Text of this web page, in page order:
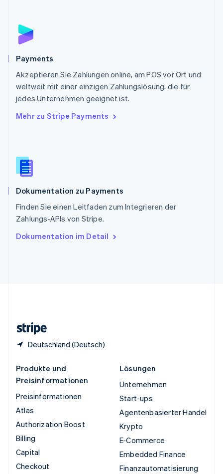
Payments
Akzeptieren Sie Zahlungen online, am POS vor Ort und
weltweit mit einer einzigen Zahlungslösung, die für
jedes Unternehmen geeignet ist.
Mehr zu Stripe Payments
Dokumentation zu Payments
Finden Sie einen Leitfaden zum Integrieren der
Zahlungs-APIs von Stripe.
Dokumentation im Detail
Deutschland (Deutsch)
Schweden
Schweiz
Singapur
English简体中文
Slowakei
Slowenien
English
Spanien
Thailand
Tschechische Republik
English
English
Produkte und
Preisinformationen
Preisinformationen
Atlas
Authorization Boost
Billing
Capital
Checkout
Lösungen
Unternehmen
Start-ups
Agentenbasierter Handel
Krypto
E-Commerce
Embedded Finance
Finanzautomatisierung